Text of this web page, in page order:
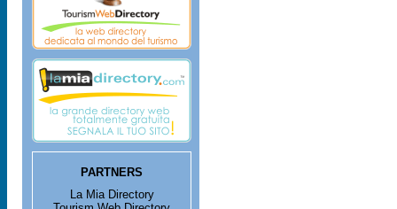
PARTNERS
La Mia Directory